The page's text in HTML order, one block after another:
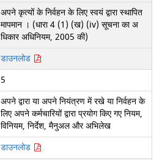
अपने कृत्यों के निर्वहन के लिए स्वयं द्वारा स्थापित
मापमान । (धारा 4 (1) (ख) (iv) सूचना का अ
धिकार अधिनियम, 2005 की)
डाउनलोड
5
अपने द्वारा या अपने नियंत्रण में रखे या निर्वहन के
लिए अपने कर्मचारियों द्वारा प्रयोग किए गए नियम,
विनियम, निर्देश, मैनुअल और अभिलेख
डाउनलोड